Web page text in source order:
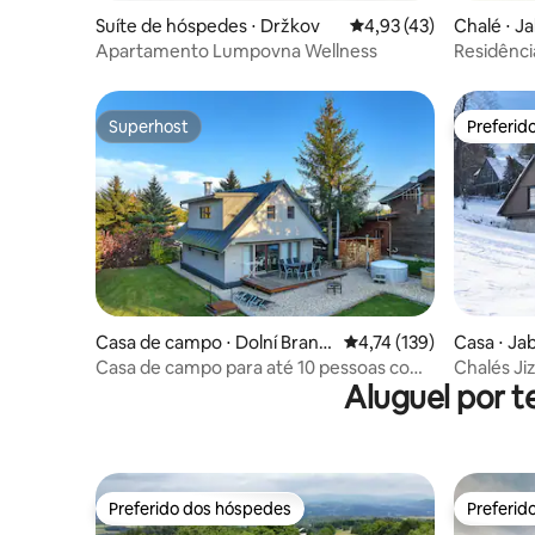
Suíte de hóspedes ⋅ Držkov 4,93 de uma
4,93 (43)
Apartamento Lumpovna Wellness
Chalé ⋅
Superhost
Superhost
Casa de campo ⋅ Dolní Brann
á
4,74 de uma avaliação
4,74 (139)
Casa de campo para até 10 pessoas com
Casa ⋅
Chalés
Aluguel por
Preferido dos hóspedes
Preferido dos hóspedes